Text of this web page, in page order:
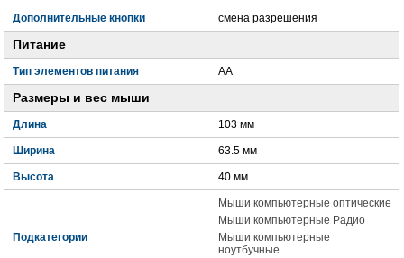
Дополнительные кнопки смена разрешения
Питание
Тип элементов питания AA
Размеры и вес мыши
Длина 103 мм
Ширина 63.5 мм
Высота 40 мм
Подкатегории
Мыши компьютерные оптические
Мыши компьютерные Радио
Мыши компьютерные
ноутбучные